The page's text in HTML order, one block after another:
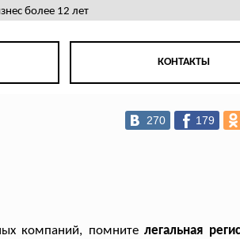
более 12 лет
КОНТАКТЫ
270 179
компаний, помнителегальная